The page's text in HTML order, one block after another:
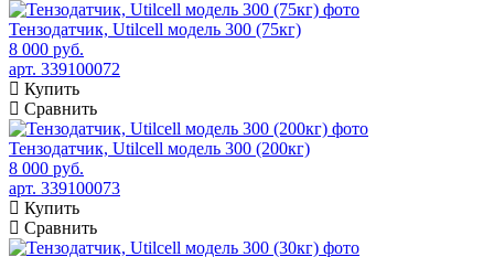
Тензодатчик, Utilcell модель 300 (75кг)
8 000 руб.
арт. 339100072
Купить
Сравнить
Тензодатчик, Utilcell модель 300 (200кг)
8 000 руб.
арт. 339100073
Купить
Сравнить